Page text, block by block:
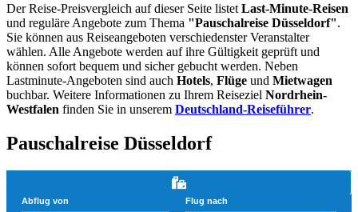
Der Reise-Preisvergleich auf dieser Seite listet Last-Minute-Reisen
und reguläre Angebote zum Thema "Pauschalreise Düsseldorf".
Sie können aus Reiseangeboten verschiedenster Veranstalter
wählen. Alle Angebote werden auf ihre Gültigkeit geprüft und
können sofort bequem und sicher gebucht werden. Neben
Lastminute-Angeboten sind auch Hotels, Flüge und Mietwagen
buchbar. Weitere Informationen zu Ihrem Reiseziel Nordrhein-
Westfalen finden Sie in unserem Deutschland-Reiseführer.
Pauschalreise Düsseldorf